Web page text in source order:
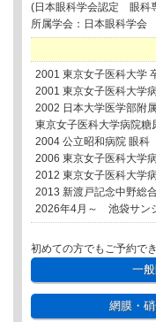
(日本眼科学会認定 眼科
所属学会：日本眼科学会
2001 東京女子医科大学
2001 東京女子医科大学
2002 日本大学医学部附
東京女子医科大学病院糖
2004 公立昭和病院 眼科
2006 東京女子医科大学
2012 東京女子医科大学
2013 新渡戸記念中野総
2026年4月～ 池袋サン
初めての方でもご予約でき
一
網膜・